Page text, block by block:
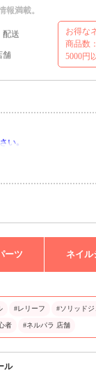
満載。
配送
舗
お得な
商品数：
5000円
い｡
ーツ ネイル
#レリーフ #ソリッドジ
者 #ネルパラ 店舗
ル